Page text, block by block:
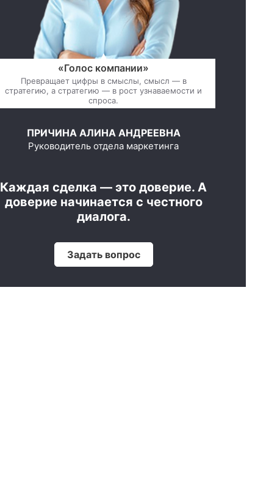
«Голос компании»
Превращает цифры в смыслы, смысл — в
стратегию, а стратегию — в рост узнаваемости и
спроса.
ПРИЧИНА АЛИНА АНДРЕЕВНА
Руководитель отдела маркетинга
Каждая сделка — это доверие. А
доверие начинается с честного
диалога.
Задать вопрос